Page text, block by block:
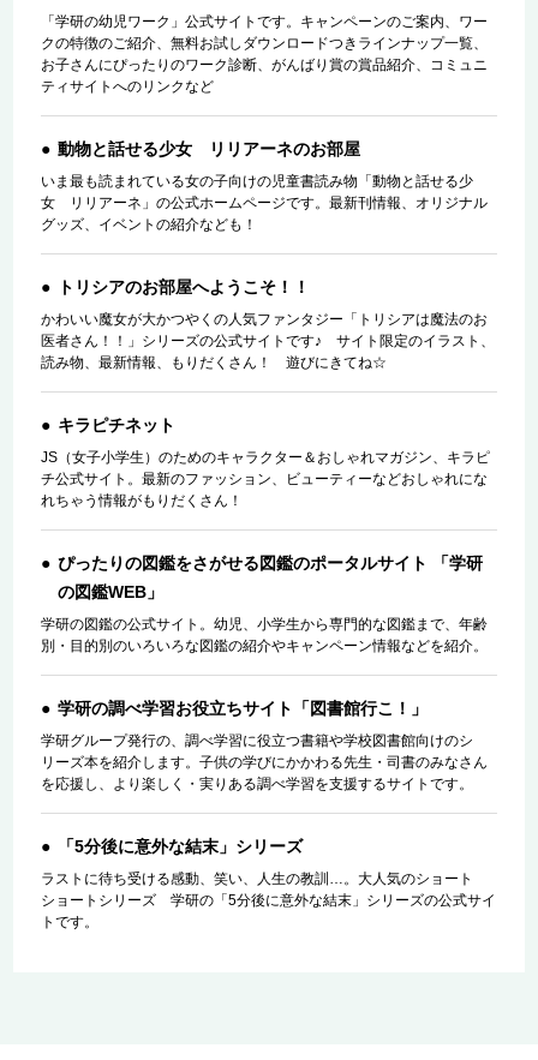
「学研の幼児ワーク」公式サイトです。キャンペーンのご案内、ワー
クの特徴のご紹介、無料お試しダウンロードつきラインナップ一覧、
お子さんにぴったりのワーク診断、がんばり賞の賞品紹介、コミュニ
ティサイトへのリンクなど
動物と話せる少女 リリアーネのお部屋
いま最も読まれている女の子向けの児童書読み物「動物と話せる少
女 リリアーネ」の公式ホームページです。最新刊情報、オリジナル
グッズ、イベントの紹介なども！
トリシアのお部屋へようこそ！！
かわいい魔女が大かつやくの人気ファンタジー「トリシアは魔法のお
医者さん！！」シリーズの公式サイトです♪ サイト限定のイラスト、
読み物、最新情報、もりだくさん！ 遊びにきてね☆
キラピチネット
JS（女子小学生）のためのキャラクター＆おしゃれマガジン、キラピ
チ公式サイト。最新のファッション、ビューティーなどおしゃれにな
れちゃう情報がもりだくさん！
ぴったりの図鑑をさがせる図鑑のポータルサイト 「学研
の図鑑WEB」
学研の図鑑の公式サイト。幼児、小学生から専門的な図鑑まで、年齢
別・目的別のいろいろな図鑑の紹介やキャンペーン情報などを紹介。
学研の調べ学習お役立ちサイト「図書館行こ！」
学研グループ発行の、調べ学習に役立つ書籍や学校図書館向けのシ
リーズ本を紹介します。子供の学びにかかわる先生・司書のみなさん
を応援し、より楽しく・実りある調べ学習を支援するサイトです。
「5分後に意外な結末」シリーズ
ラストに待ち受ける感動、笑い、人生の教訓…。大人気のショート
ショートシリーズ 学研の「5分後に意外な結末」シリーズの公式サイ
トです。